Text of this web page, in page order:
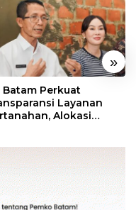
»
Batam Perkuat
Layanan
Alokasi